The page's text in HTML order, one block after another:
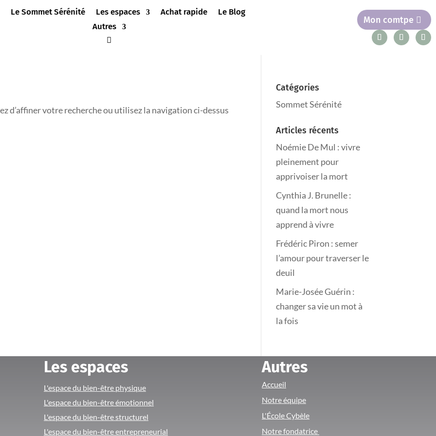
Le Sommet Sérénité Les espaces Achat rapide
Le Blog
Autres
Mon comtpe
d’affiner votre recherche ou utilisez la navigation ci-dessus
Catégories
Sommet Sérénité
Articles récents
Noémie De Mul : vivre
pleinement pour
apprivoiser la mort
Cynthia J. Brunelle :
quand la mort nous
apprend à vivre
Frédéric Piron : semer
l’amour pour traverser le
deuil
Marie-Josée Guérin :
changer sa vie un mot à
la fois
Les espaces
L'espace du bien-être physique
L'espace du bien-être émotionnel
L'espace du bien-être structurel
L'espace du bien-être entrepreneurial
Autres
Accueil
Notre équipe
L'École Cybèle
Notre fondatrice